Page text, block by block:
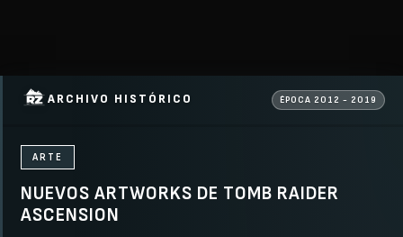
ARCHIVO HISTÓRICO ÉPOCA 2012 - 2019
ARTE
NUEVOS ARTWORKS DE TOMB RAIDER
ASCENSION